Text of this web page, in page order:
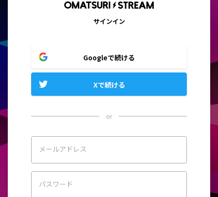
サインイン
Googleで続ける
Xで続ける
or
メールアドレス
パスワード